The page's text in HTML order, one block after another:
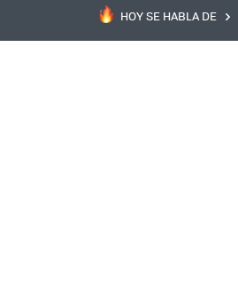
HOY SE HABLA DE